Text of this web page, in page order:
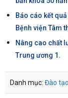
Báo cáo kết
Bệnh viện Tâm
Nâng cao chất
Trung ương 1.
Danh mục: Đào tạo